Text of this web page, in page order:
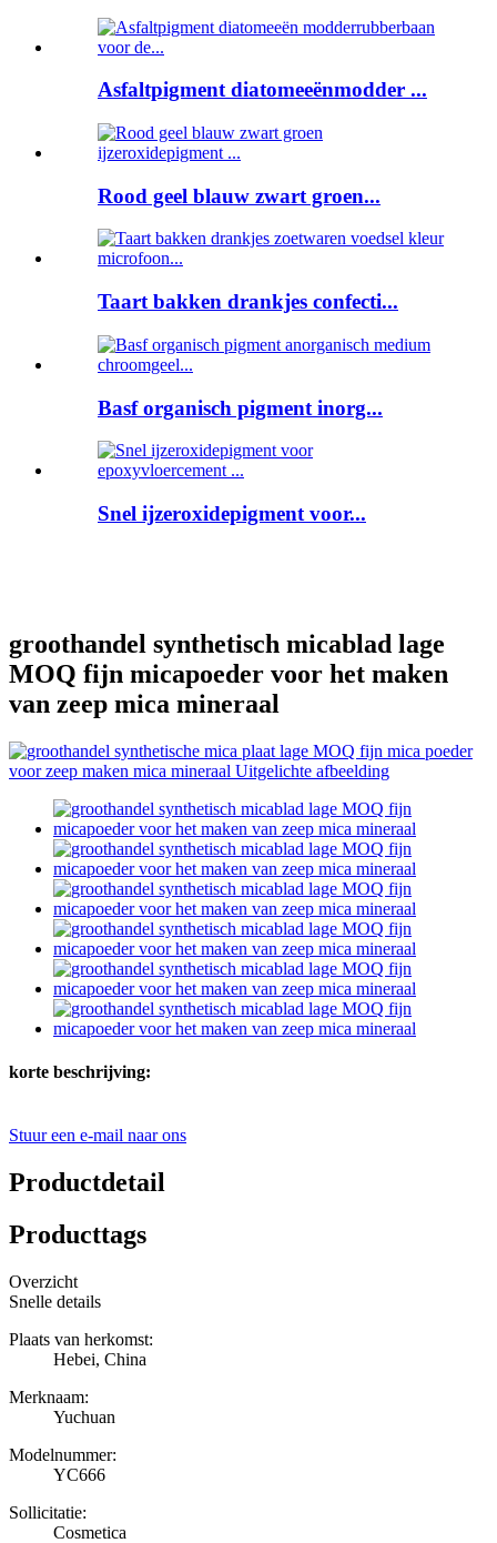
Asfaltpigment diatomeeënmodder ...
Rood geel blauw zwart groen...
Taart bakken drankjes confecti...
Basf organisch pigment inorg...
Snel ijzeroxidepigment voor...
groothandel synthetisch micablad lage
MOQ fijn micapoeder voor het maken
van zeep mica mineraal
korte beschrijving:
Stuur een e-mail naar ons
Productdetail
Producttags
Overzicht
Snelle details
Plaats van herkomst:
Hebei, China
Merknaam:
Yuchuan
Modelnummer:
YC666
Sollicitatie:
Cosmetica